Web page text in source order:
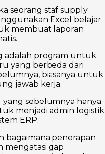
seorang staf supply
Excel belajar
membuat laporan
adalah program untuk
yang berbeda dari
biasanya untuk
jawab kerja.
yang sebelumnya hanya
menjadi admin logistik
ERP.
bagaimana penerapan
mengatasi gap